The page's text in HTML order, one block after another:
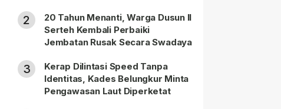
2
20 Tahun Menanti, Warga Dusun II
Serteh Kembali Perbaiki
Jembatan Rusak Secara Swadaya
3
Kerap Dilintasi Speed Tanpa
Identitas, Kades Belungkur Minta
Pengawasan Laut Diperketat